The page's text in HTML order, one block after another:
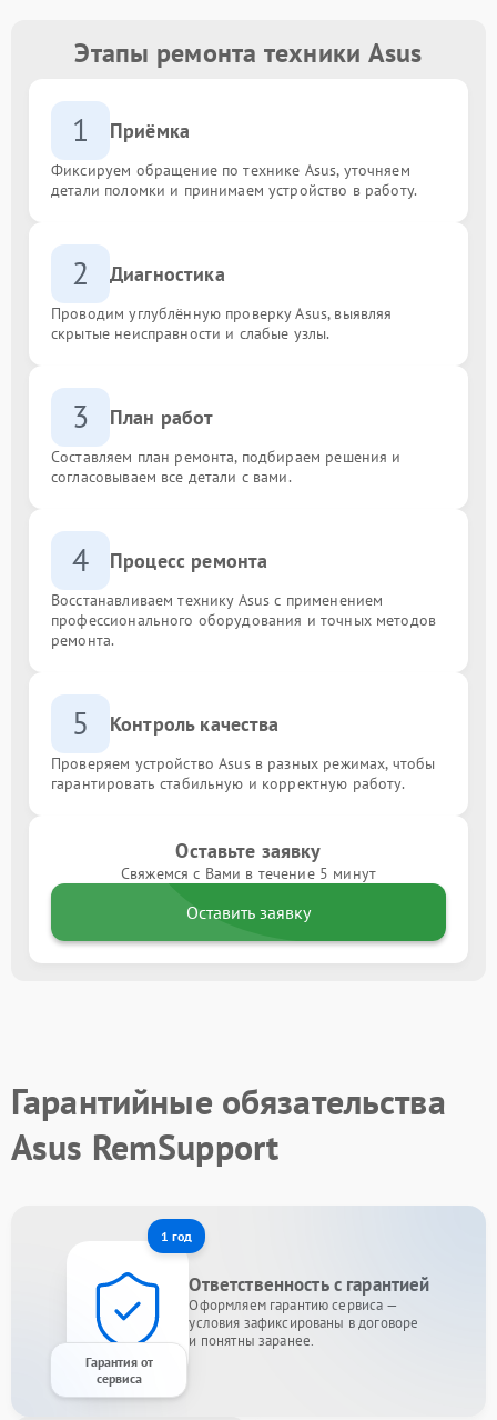
Этапы ремонта техники Asus
1 Приёмка
Фиксируем обращение по технике Asus, уточняем
детали поломки и принимаем устройство в работу.
2 Диагностика
Проводим углублённую проверку Asus, выявляя
скрытые неисправности и слабые узлы.
3 План работ
Составляем план ремонта, подбираем решения и
согласовываем все детали с вами.
4 Процесс ремонта
Восстанавливаем технику Asus с применением
профессионального оборудования и точных методов
ремонта.
5 Контроль качества
Проверяем устройство Asus в разных режимах, чтобы
гарантировать стабильную и корректную работу.
Оставьте заявку
Свяжемся с Вами в течение 5 минут
Оставить заявку
Гарантийные обязательства
Asus RemSupport
1 год
Гарантия от
сервиса
Ответственность с гарантией
Оформляем гарантию сервиса —
условия зафиксированы в договоре
и понятны заранее.